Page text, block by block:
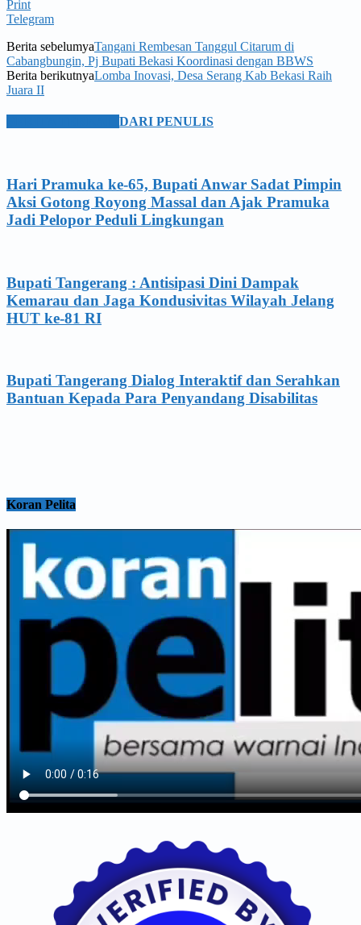
Print
Telegram
Berita sebelumyaTangani Rembesan Tanggul Citarum di
Cabangbungin, Pj Bupati Bekasi Koordinasi dengan BBWS
Berita berikutnyaLomba Inovasi, Desa Serang Kab Bekasi Raih
Juara II
DARI PENULIS
Hari Pramuka ke-65, Bupati Anwar Sadat Pimpin
Aksi Gotong Royong Massal dan Ajak Pramuka
Jadi Pelopor Peduli Lingkungan
Bupati Tangerang : Antisipasi Dini Dampak
Kemarau dan Jaga Kondusivitas Wilayah Jelang
HUT ke-81 RI
Bupati Tangerang Dialog Interaktif dan Serahkan
Bantuan Kepada Para Penyandang Disabilitas
Koran Pelita